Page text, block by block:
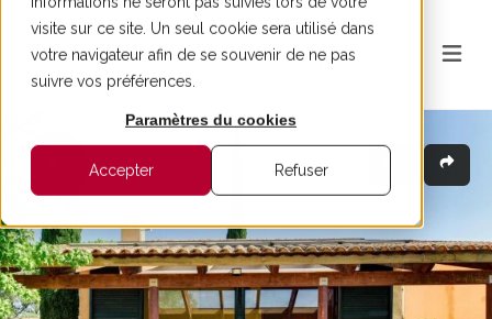
visite sur ce site. Un seul cookie sera utilisé dans
votre navigateur afin de se souvenir de ne pas
suivre vos préférences.
Paramètres du cookies
Accepter Refuser